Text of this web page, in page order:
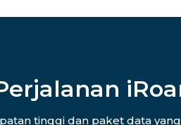
tinggi dan paket data